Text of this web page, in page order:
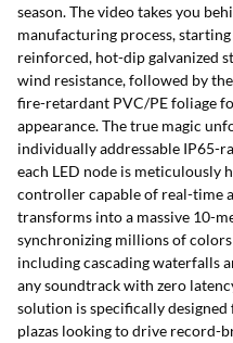
season. The video takes you
manufacturing process,
reinforced, hot-dip galvanized
wind resistance, followed by
fire-retardant PVC/PE foliage
appearance. The true magic
individually addressable IP65-
each LED node is meticulously
controller capable of real-time
transforms into a massive 10-
synchronizing millions of
including cascading waterfalls
any soundtrack with zero
solution is specifically
plazas looking to drive record-